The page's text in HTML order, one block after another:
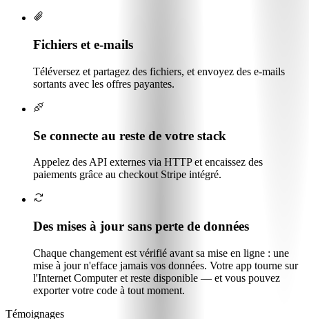
Fichiers et e-mails
Téléversez et partagez des fichiers, et envoyez des e-mails
sortants avec les offres payantes.
Se connecte au reste de votre stack
Appelez des API externes via HTTP et encaissez des
paiements grâce au checkout Stripe intégré.
Des mises à jour sans perte de données
Chaque changement est vérifié avant sa mise en ligne : une
mise à jour n'efface jamais vos données. Votre app tourne sur
l'Internet Computer et reste disponible — et vous pouvez
exporter votre code à tout moment.
Témoignages